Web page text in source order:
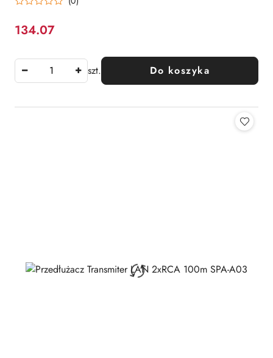
Cena:
134.07
szt. Do koszyka